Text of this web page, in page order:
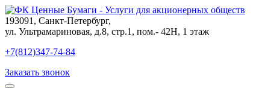
193091 , Санкт-Петербург,
ул. Ультрамариновая, д.8, стр.1, пом.- 42Н, 1 этаж
+7(812)347-74-84
Заказать звонок